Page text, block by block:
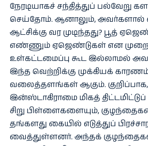
நேரடியாகச் சந்தித்துப் பல்வேறு
செய்தோம். ஆனாலும், அவர்களால்
ஆட்சிக்கு வர முடிந்தது? பூத்
எண்ணும் ஏஜெண்டுகள் என
உள்கட்டமைப்பு கூட இல்லாமல்
இந்த வெற்றிக்கு முக்கியக்
வலைத்தளங்கள் ஆகும். குறிப்பாக,
இன்ஸ்டாகிராமை மிகத்
சிறு பிள்ளைகளையும்,
தங்களது கையில் எடுத்துப்
வைத்துள்ளனர். அந்தக்